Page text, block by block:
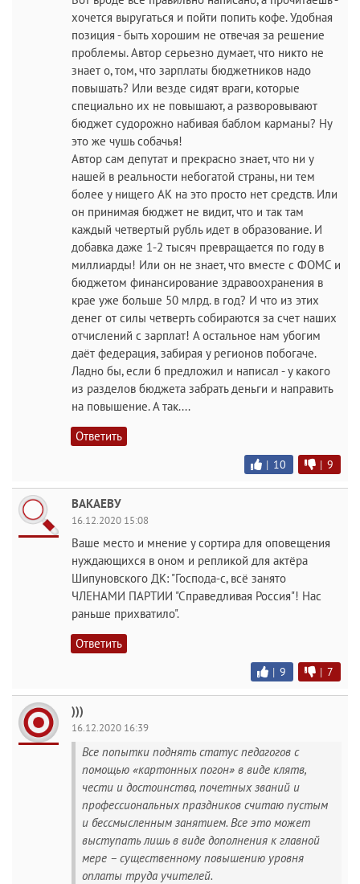
хочется выругаться и пойти попить кофе. Удобная
позиция - быть хорошим не отвечая за решение
проблемы. Автор серьезно думает, что никто не
знает о, том, что зарплаты бюджетников надо
повышать? Или везде сидят враги, которые
специально их не повышают, а разворовывают
бюджет судорожно набивая баблом карманы? Ну
это же чушь собачья!
Автор сам депутат и прекрасно знает, что ни у
нашей в реальности небогатой страны, ни тем
более у нищего АК на это просто нет средств. Или
он принимая бюджет не видит, что и так там
каждый четвертый рубль идет в образование. И
добавка даже 1-2 тысяч превращается по году в
миллиарды! Или он не знает, что вместе с ФОМС и
бюджетом финансирование здравоохранения в
крае уже больше 50 млрд. в год? И что из этих
денег от силы четверть собираются за счет наших
отчислений с зарплат! А остальное нам убогим
даёт федерация, забирая у регионов побогаче.
Ладно бы, если б предложил и написал - у какого
из разделов бюджета забрать деньги и направить
на повышение. А так....
Ответить
| 10 | 9
ВАКАЕВУ
16.12.2020 15:08
Ваше место и мнение у сортира для оповещения
нуждающихся в оном и репликой для актёра
Шипуновского ДК: "Господа-с, всё занято
ЧЛЕНАМИ ПАРТИИ "Справедливая Россия"! Нас
раньше прихватило".
Ответить
| 9 | 7
)))
16.12.2020 16:39
Все попытки поднять статус педагогов с
помощью «картонных погон» в виде клятв,
чести и достоинства, почетных званий и
профессиональных праздников считаю пустым
и бессмысленным занятием. Все это может
выступать лишь в виде дополнения к главной
мере – существенному повышению уровня
оплаты труда учителей.